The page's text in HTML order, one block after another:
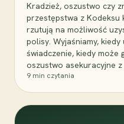
Kradzież, oszustwo czy
przestępstwa z
rzutują na możliwość
polisy. Wyjaśniamy, kiedy
świadczenie, kiedy może
oszustwo asekuracyjne z
9 min czytania